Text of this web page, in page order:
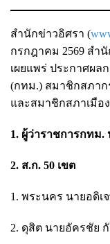
สำนักข่าวอิศรา (
กรกฎาคม 2569 สำ
เผยแพร่ ประกาศผล
(กทม.) สมาชิกสภาก
และสมาชิกสภาเมือ
1. ผู้ว่าราชการกทม
2. ส.ก. 50 เขต
1. พระนคร นายอดิเ
2. ดุสิต นายอัครชัย